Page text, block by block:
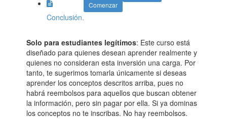
Comenzar
Conclusión.
Solo para estudiantes legítimos: Este curso está
diseñado para quienes desean aprender realmente y
quienes no consideran esta inversión una carga. Por
tanto, te sugerimos tomarla únicamente si deseas
aprender los conceptos descritos arriba, pues no
habrá reembolsos para aquellos que buscan obtener
la información, pero sin pagar por ella. Si ya dominas
los conceptos no te inscribas. No hay reembolsos.